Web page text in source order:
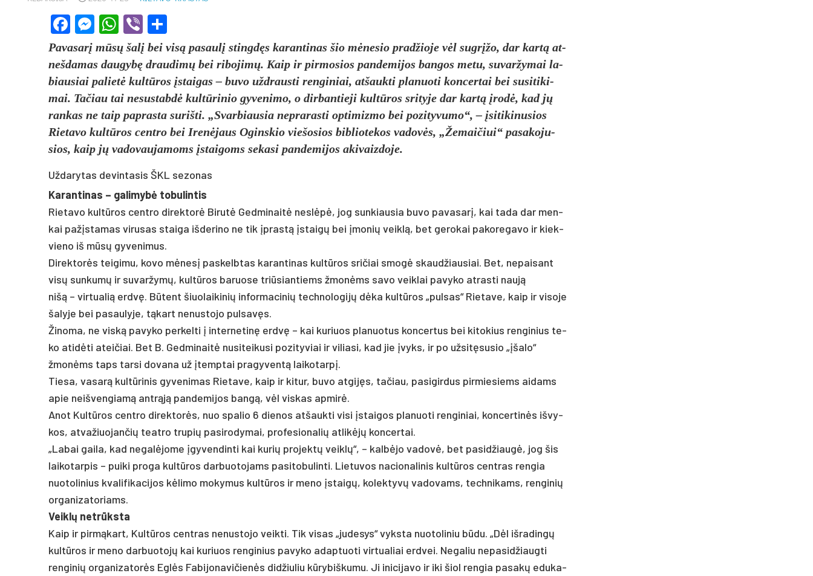
Facebook
Messenger
WhatsApp
Viber
Pa­va­sarį mūsų šalį bei visą pa­saulį stingdęs ka­ran­ti­nas šio mėne­sio pra­džio­je vėl su­grįžo, dar kartą at­
neš­da­mas dau­gybę drau­dimų bei ri­bo­jimų. Kaip ir pir­mo­sios pan­de­mi­jos ban­gos me­tu, su­var­žy­mai la­
biau­siai pa­lietė kultū­ros įstai­gas – bu­vo užd­raus­ti ren­gi­niai, at­šauk­ti pla­nuo­ti kon­cer­tai bei su­si­ti­ki­
mai. Ta­čiau tai ne­sus­tabdė kultū­ri­nio gy­ve­ni­mo, o dir­ban­tie­ji kultū­ros sri­ty­je dar kartą įrodė, kad jų
ran­kas ne taip pa­pras­ta su­riš­ti. „Svar­biau­sia ne­pra­ras­ti op­ti­miz­mo bei po­zi­ty­vu­mo“, – įsi­ti­ki­nu­sios
Rie­ta­vo kultū­ros cent­ro bei Irenė­jaus Ogins­kio vie­šo­sios bib­lio­te­kos va­dovės, „Že­mai­čiui“ pa­sa­ko­ju­
sios, kaip jų va­do­vau­ja­moms įstai­goms se­ka­si pan­de­mi­jos aki­vaiz­do­je.
Uždarytas devintasis ŠKL sezonas
Ka­ran­ti­nas – ga­li­mybė to­bu­lin­tis
Rie­ta­vo kultū­ros cent­ro direktorė Bi­rutė Ged­mi­naitė ne­slėpė, jog sun­kiau­sia bu­vo pa­va­sarį, kai ta­da dar men­
kai pa­žįsta­mas vi­ru­sas stai­ga iš­de­ri­no ne tik įprastą įstaigų bei įmo­nių veiklą, bet ge­ro­kai pa­ko­re­ga­vo ir kiek­
vie­no iš mūsų gy­ve­ni­mus.
Di­rek­torės tei­gi­mu, ko­vo mėnesį pa­skelb­tas ka­ran­ti­nas kultū­ros sri­čiai smogė skaud­žiau­siai. Bet, ne­pai­sant
visų sun­kumų ir su­var­žymų, kultū­ros ba­ruo­se triū­sian­tiems žmonėms sa­vo veik­lai pa­vy­ko at­ras­ti naują
nišą – vir­tua­lią erdvę. Būtent šiuo­lai­ki­nių in­for­ma­ci­nių tech­no­lo­gijų dėka kultū­ros „pul­sas“ Rie­ta­ve, kaip ir vi­so­je
ša­ly­je bei pa­sau­ly­je, tąkart ne­nus­to­jo pul­savęs.
Ži­no­ma, ne viską pa­vy­ko per­kel­ti į in­ter­ne­tinę erdvę – kai ku­riuos pla­nuo­tus kon­cer­tus bei ki­to­kius ren­gi­nius te­
ko ati­dėti atei­čiai. Bet B. Ged­mi­naitė nu­si­tei­ku­si po­zi­ty­viai ir vi­lia­si, kad jie įvyks, ir po už­sitę­su­sio „įša­lo“
žmonėms taps tar­si do­va­na už įtemp­tai pra­gy­ventą lai­ko­tarpį.
Tie­sa, va­sarą kultū­ri­nis gy­ve­ni­mas Rie­ta­ve, kaip ir ki­tur, bu­vo at­gijęs, ta­čiau, pa­si­gir­dus pir­mie­siems ai­dams
apie neiš­ven­giamą ant­rąją pan­de­mi­jos bangą, vėl vis­kas ap­mirė.
Anot Kultū­ros cent­ro di­rek­torės, nuo spa­lio 6 die­nos at­šauk­ti vi­si įstai­gos pla­nuo­ti ren­gi­niai, kon­cer­tinės iš­vy­
kos, at­va­žiuo­jan­čių teat­ro tru­pių pa­si­ro­dy­mai, pro­fe­sio­na­lių at­likėjų kon­cer­tai.
„La­bai gai­la, kad ne­galė­jo­me įgy­ven­din­ti kai ku­rių pro­jektų veiklų“, – kalbė­jo va­dovė, bet pa­si­džiaugė, jog šis
lai­ko­tar­pis – pui­ki pro­ga kultū­ros dar­buo­to­jams pa­si­to­bu­lin­ti. Lie­tu­vos na­cio­na­li­nis kultū­ros cent­ras ren­gia
nuo­to­li­nius kva­li­fi­ka­ci­jos kėli­mo mo­ky­mus kultū­ros ir me­no įstaigų, ko­lek­tyvų va­do­vams, tech­ni­kams, ren­gi­nių
or­ga­ni­za­to­riams.
Veiklų ne­trūksta
Kaip ir pirmą­kart, Kultū­ros cent­ras ne­nus­to­jo veik­ti. Tik vi­sas „ju­de­sys“ vyks­ta nuo­to­li­niu būdu. „Dėl iš­ra­dingų
kultū­ros ir me­no dar­buo­tojų kai ku­riuos ren­gi­nius pa­vy­ko adap­tuo­ti vir­tua­liai erd­vei. Ne­ga­liu ne­pa­sid­žiaug­ti
ren­gi­nių or­ga­ni­za­torės Eglės Fa­bi­jo­na­vi­čienės did­žiu­liu kūry­biš­ku­mu. Ji ini­ci­ja­vo ir iki šiol ren­gia pa­sakų edu­ka­